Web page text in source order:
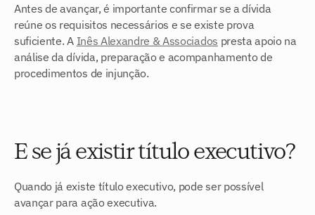
Antes de avançar, é importante confirmar se a dívida
reúne os requisitos necessários e se existe prova
suficiente. A Inês Alexandre & Associados presta apoio na
análise da dívida, preparação e acompanhamento de
procedimentos de injunção.
E se já existir título executivo?
Quando já existe título executivo, pode ser possível
avançar para ação executiva.